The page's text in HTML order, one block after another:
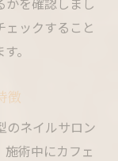
ェックすること
。
徴
のネイルサロン
術中にカフェ